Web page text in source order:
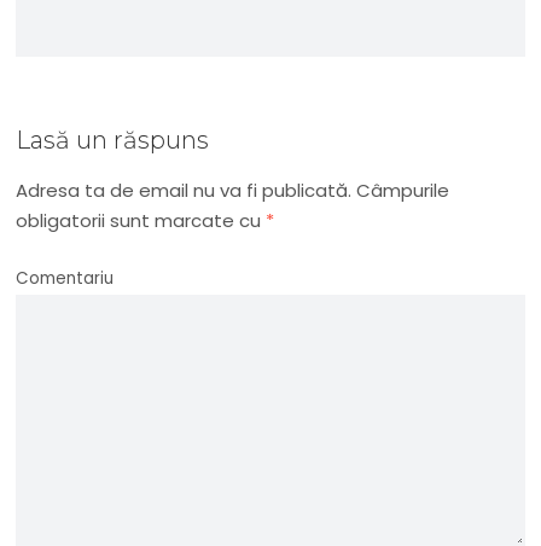
Lasă un răspuns
Adresa ta de email nu va fi publicată. Câmpurile
obligatorii sunt marcate cu *
Comentariu